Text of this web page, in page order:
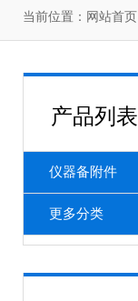
当前位置： 网站首页
产品列表
仪器备附件
更多分类